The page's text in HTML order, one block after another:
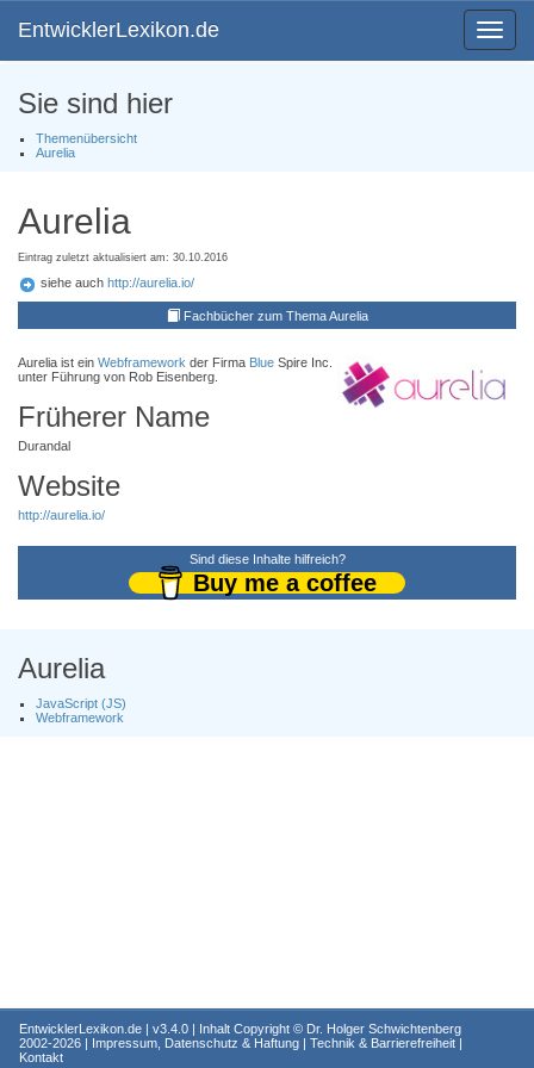
Toggle
EntwicklerLexikon.de
Sie sind hier
Themenübersicht
Aurelia
Aurelia
Eintrag zuletzt aktualisiert am: 30.10.2016
siehe auch http://aurelia.io/
Fachbücher zum Thema Aurelia
Aurelia ist ein Webframework der Firma Blue Spire Inc.
unter Führung von Rob Eisenberg.
Früherer Name
Durandal
Website
http://aurelia.io/
Sind diese Inhalte hilfreich?
Buy me a coffee
Aurelia
JavaScript (JS)
Webframework
EntwicklerLexikon.de | v3.4.0 | Inhalt Copyright © Dr. Holger Schwichtenberg
2002-2026 | Impressum, Datenschutz & Haftung | Technik & Barrierefreiheit |
Kontakt